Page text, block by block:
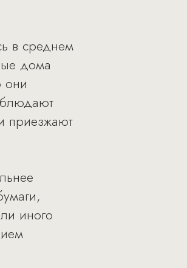
в среднем
дома
они
приезжают
иного